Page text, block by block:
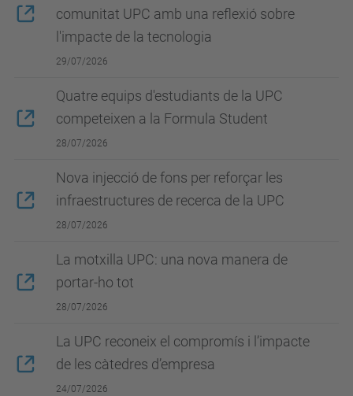
comunitat UPC amb una reflexió sobre
l'impacte de la tecnologia
29/07/2026
Quatre equips d'estudiants de la UPC
competeixen a la Formula Student
28/07/2026
Nova injecció de fons per reforçar les
infraestructures de recerca de la UPC
28/07/2026
La motxilla UPC: una nova manera de
portar-ho tot
28/07/2026
La UPC reconeix el compromís i l’impacte
de les càtedres d’empresa
24/07/2026